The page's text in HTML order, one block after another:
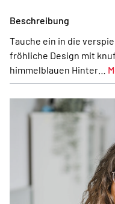
Beschreibung
Tauche ein in die
fröhliche Design mit
himmelblauen Hinter…